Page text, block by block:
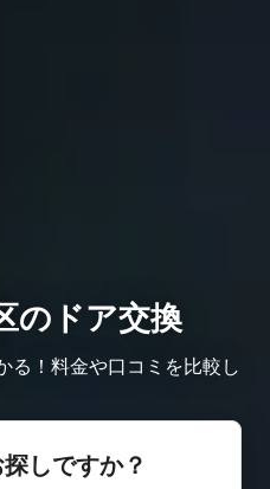
のドア交換
る！料金や口コミを比較し
しですか？